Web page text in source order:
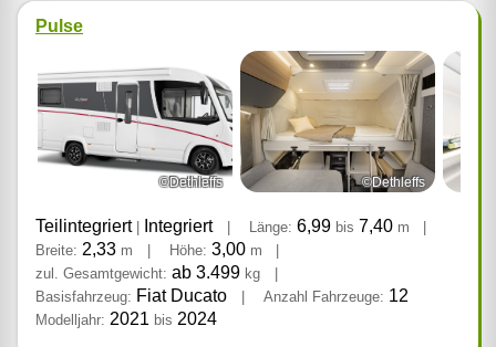
Pulse
©Dethleffs ©Dethleffs
Teilintegriert | Integriert | Länge: 6,99 bis 7,40 m
|
Breite: 2,33 m Höhe: 3,00 m
zul. Gesamtgewicht: ab 3.499 kg
Basisfahrzeug: Fiat Ducato Anzahl Fahrzeuge: 12
Modelljahr: 2021 bis 2024